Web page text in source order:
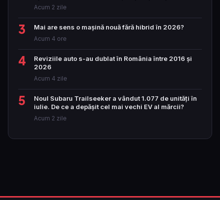
Acum 2 zile
3 Mai are sens o mașină nouă fără hibrid în 2026?
Acum 4 ore
4
Reviziile auto s-au dublat în România între 2016 și
2026
Acum 4 zile
5
Noul Subaru Trailseeker a vândut 1.077 de unități în
iulie. De ce a depășit cel mai vechi EV al mărcii?
Acum 2 zile